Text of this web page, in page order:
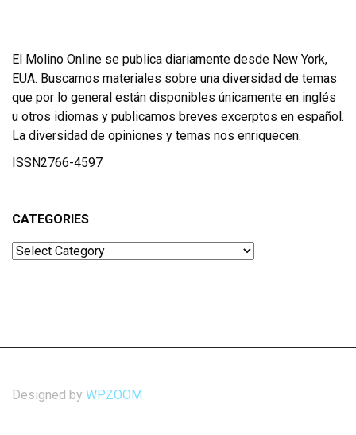
El Molino Online se publica diariamente desde New York,
EUA. Buscamos materiales sobre una diversidad de temas
que por lo general están disponibles únicamente en inglés
u otros idiomas y publicamos breves excerptos en español.
La diversidad de opiniones y temas nos enriquecen.
ISSN2766-4597
CATEGORIES
Categories
Designed by WPZOOM